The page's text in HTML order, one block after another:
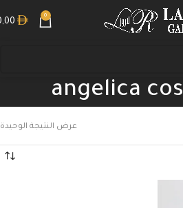
0
angelica
عرض النتيجة الوحيدة